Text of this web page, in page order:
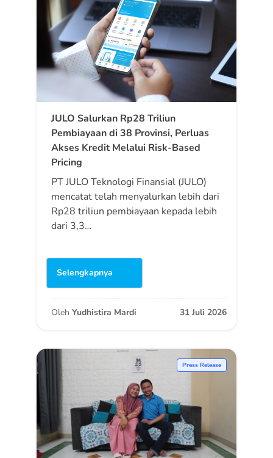
JULO Salurkan Rp28 Triliun
Pembiayaan di 38 Provinsi, Perluas
Akses Kredit Melalui Risk-Based
Pricing
PT JULO Teknologi Finansial (JULO)
mencatat telah menyalurkan lebih dari
Rp28 triliun pembiayaan kepada lebih
dari 3,3…
Selengkapnya
Oleh Yudhistira Mardi 31 Juli 2026
Press Release